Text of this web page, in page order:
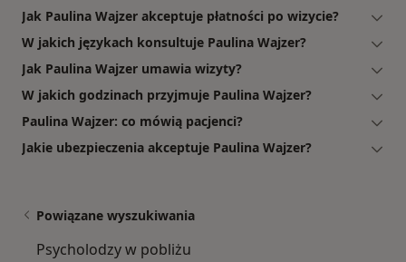
Jak Paulina Wajzer akceptuje płatności po wizycie?
W jakich językach konsultuje Paulina Wajzer?
Jak Paulina Wajzer umawia wizyty?
W jakich godzinach przyjmuje Paulina Wajzer?
Paulina Wajzer: co mówią pacjenci?
Jakie ubezpieczenia akceptuje Paulina Wajzer?
Powiązane wyszukiwania
Psycholodzy w pobliżu